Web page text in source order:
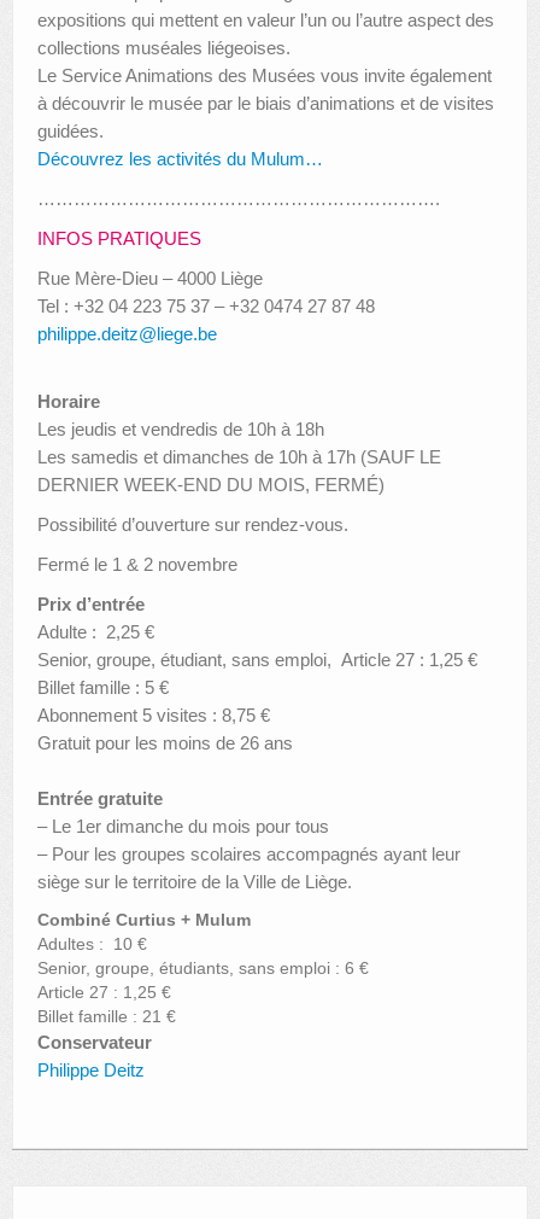
expositions qui mettent en valeur l’un ou l’autre aspect des
collections muséales liégeoises.
Le Service Animations des Musées vous invite également
à découvrir le musée par le biais d’animations et de visites
guidées.
Découvrez les activités du Mulum…
………………………………………………………….
INFOS PRATIQUES
Rue Mère-Dieu – 4000 Liège
Tel : +32 04 223 75 37 – +32 0474 27 87 48
philippe.deitz@liege.be
Horaire
Les jeudis et vendredis de 10h à 18h
Les samedis et dimanches de 10h à 17h (SAUF LE
DERNIER WEEK-END DU MOIS, FERMÉ)
Possibilité d’ouverture sur rendez-vous.
Fermé le 1 & 2 novembre
Prix d’entrée
Adulte : 2,25 €
Senior, groupe, étudiant, sans emploi, Article 27 : 1,25 €
Billet famille : 5 €
Abonnement 5 visites : 8,75 €
Gratuit pour les moins de 26 ans
Entrée gratuite
– Le 1er dimanche du mois pour tous
– Pour les groupes scolaires accompagnés ayant leur
siège sur le territoire de la Ville de Liège.
Combiné Curtius + Mulum
Adultes : 10 €
Senior, groupe, étudiants, sans emploi : 6 €
Article 27 : 1,25 €
Billet famille : 21 €
Conservateur
Philippe Deitz